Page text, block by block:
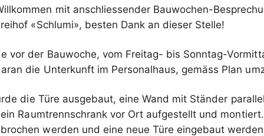
mit anschliessender Bauwochen-
«Schlumi», besten Dank an dieser Stelle!
vor der Bauwoche, vom Freitag- bis Sonntag-
die Unterkunft im Personalhaus, gemäss Plan
die Türe ausgebaut, eine Wand mit Ständer
Raumtrennschrank vor Ort aufgestellt und
werden und eine neue Türe eingebaut